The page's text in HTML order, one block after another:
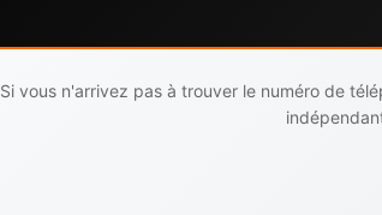
Si vous n'arrivez pas à trouver le numéro de